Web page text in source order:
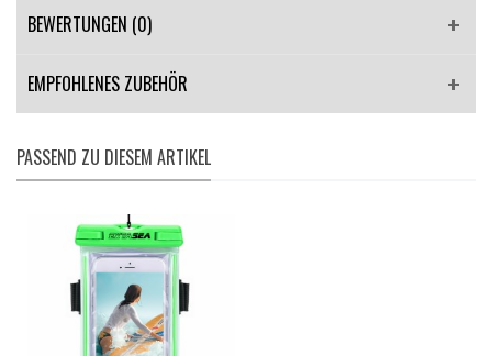
BEWERTUNGEN (0)
EMPFOHLENES ZUBEHÖR
PASSEND ZU DIESEM ARTIKEL